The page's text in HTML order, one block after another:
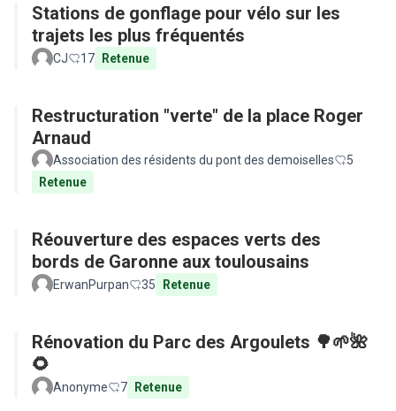
Stations de gonflage pour vélo sur les
trajets les plus fréquentés
CJ 17 Retenue
Restructuration "verte" de la place Roger
Arnaud
Association des résidents du pont des demoiselles
5
Retenue
Réouverture des espaces verts des
bords de Garonne aux toulousains
ErwanPurpan 35 Retenue
Rénovation du Parc des Argoulets 🌳🌱🌺
🌻
Anonyme 7 Retenue